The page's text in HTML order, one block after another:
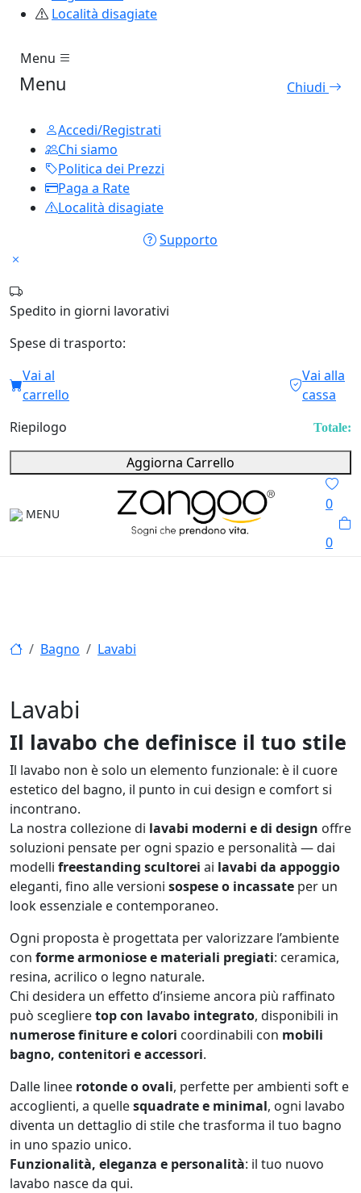
Località disagiate
Menu
Menu Chiudi
Accedi/Registrati
Chi siamo
Politica dei Prezzi
Paga a Rate
Località disagiate
Supporto
Spedito in giorni lavorativi
Spese di trasporto:
Vai al
carrello
Vai alla
cassa
Riepilogo
Totale:
Aggiorna Carrello
MENU
0
0
Bagno Lavabi
Lavabi
Il lavabo che definisce il tuo stile
Il lavabo non è solo un elemento funzionale: è il cuore
estetico del bagno, il punto in cui design e comfort si
incontrano.
La nostra collezione di lavabi moderni e di design offre
soluzioni pensate per ogni spazio e personalità — dai
modelli freestanding scultorei ai lavabi da appoggio
eleganti, fino alle versioni sospese o incassate per un
look essenziale e contemporaneo.
Ogni proposta è progettata per valorizzare l’ambiente
con forme armoniose e materiali pregiati: ceramica,
resina, acrilico o legno naturale.
Chi desidera un effetto d’insieme ancora più raffinato
può sceglieretop con lavabo integrato, disponibili in
numerose finiture e colori coordinabili con mobili
bagno, contenitori e accessori.
Dalle linee rotonde o ovali, perfette per ambienti soft e
accoglienti, a quellesquadrate e minimal, ogni lavabo
diventa un dettaglio di stile che trasforma il tuo bagno
in uno spazio unico.
Funzionalità, eleganza e personalità: il tuo nuovo
lavabo nasce da qui.